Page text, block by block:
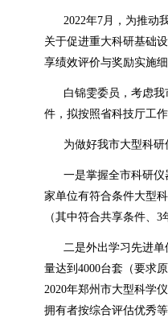
2022年7月，为推动
关于促进重大科研基础
享绩效评价与奖励实施
白锦雯委员，考虑
件，拟按照省科技厅工
为做好我市大型科
一是掌握全市科研
家单位有符合条件大型
（其中符合共享条件、
二是外出学习先进
量达到4000台套（要求
2020年郑州市大型科学
拥有者按综合评估优秀